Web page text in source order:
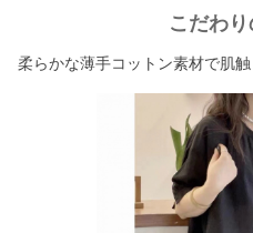
こだわ
柔らかな薄手コットン素材で肌